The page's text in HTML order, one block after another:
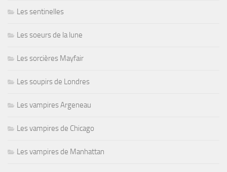
Les sentinelles
Les soeurs de la lune
Les sorcières Mayfair
Les soupirs de Londres
Les vampires Argeneau
Les vampires de Chicago
Les vampires de Manhattan